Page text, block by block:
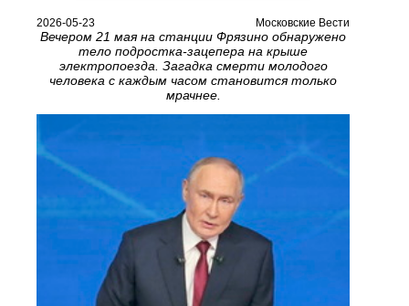
2026-05-23 Московские Вести
Вечером 21 мая на станции Фрязино обнаружено
тело подростка-зацепера на крыше
электропоезда. Загадка смерти молодого
человека с каждым часом становится только
мрачнее.